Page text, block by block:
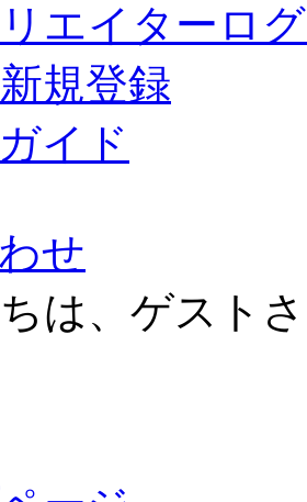
エイターロ
規登録
イド
せ
は、ゲスト